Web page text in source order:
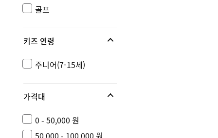
골프
키즈 연령
주니어(7-15세)
가격대
0 - 50,000 원
50,000 - 100,000 원